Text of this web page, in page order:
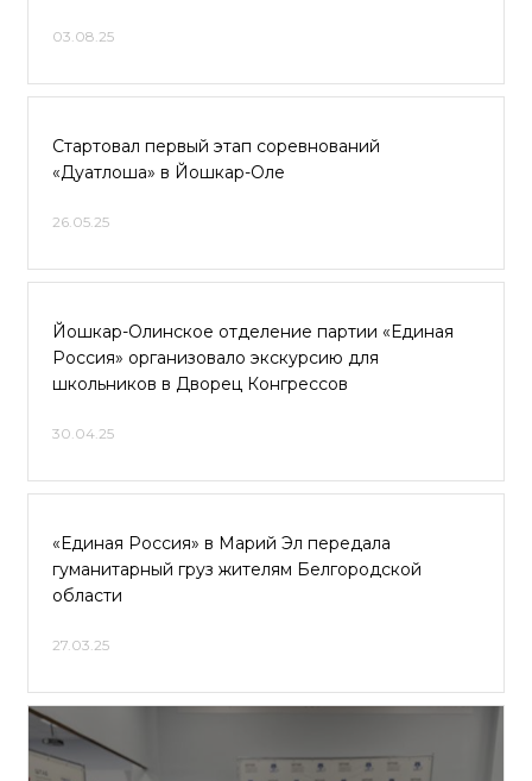
03.08.25
Стартовал первый этап соревнований
«Дуатлоша» в Йошкар-Оле
26.05.25
Йошкар-Олинское отделение партии «Единая
Россия» организовало экскурсию для
школьников в Дворец Конгрессов
30.04.25
«Единая Россия» в Марий Эл передала
гуманитарный груз жителям Белгородской
области
27.03.25